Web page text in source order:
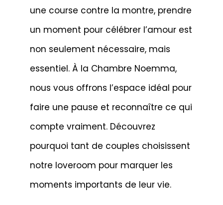
une course contre la montre, prendre
un moment pour célébrer l’amour est
non seulement nécessaire, mais
essentiel. À la Chambre Noemma,
nous vous offrons l’espace idéal pour
faire une pause et reconnaître ce qui
compte vraiment. Découvrez
pourquoi tant de couples choisissent
notre loveroom pour marquer les
moments importants de leur vie.